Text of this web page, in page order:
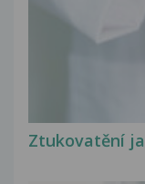
Ztukovatění